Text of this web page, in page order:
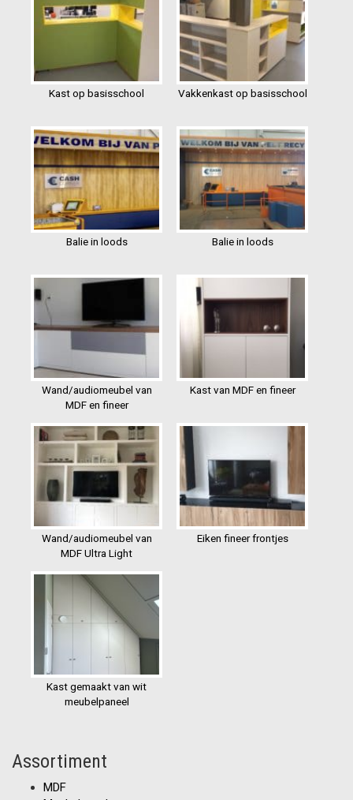
Kast op basisschool Vakkenkast op basisschool
Balie in loods Balie in loods
Wand/audiomeubel van
MDF en fineer
Kast van MDF en fineer
Wand/audiomeubel van
MDF Ultra Light
Eiken fineer frontjes
Kast gemaakt van wit
meubelpaneel
Assortiment
MDF